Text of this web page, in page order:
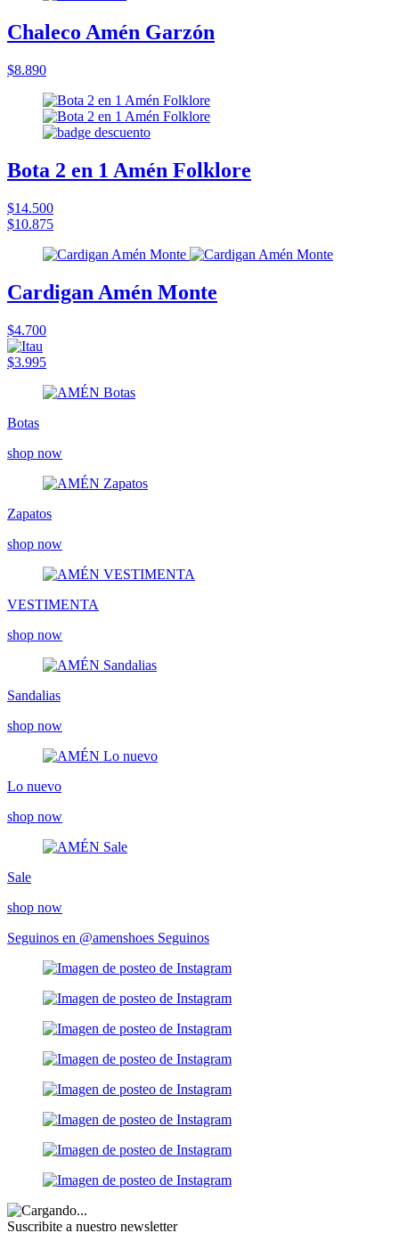
Chaleco Amén Garzón
$8.890
Bota 2 en 1 Amén Folklore
$14.500
$10.875
Cardigan Amén Monte
$4.700
$3.995
Botas
shop now
Zapatos
shop now
VESTIMENTA
shop now
Sandalias
shop now
Lo nuevo
shop now
Sale
shop now
Seguinos en @amenshoes Seguinos
Suscribite a nuestro newsletter